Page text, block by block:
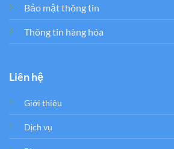
Bảo mật thông tin
Thông tin hàng hóa
Liên hệ
Giới thiệu
Dịch vụ